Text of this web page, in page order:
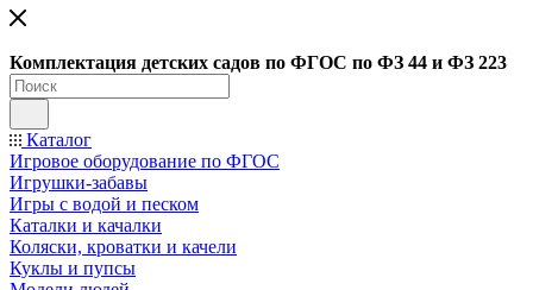
Комплектация детских садов по ФГОC по ФЗ 44 и ФЗ 223
Каталог
Игровое оборудование по ФГОС
Игрушки-забавы
Игры с водой и песком
Каталки и качалки
Коляски, кроватки и качели
Куклы и пупсы